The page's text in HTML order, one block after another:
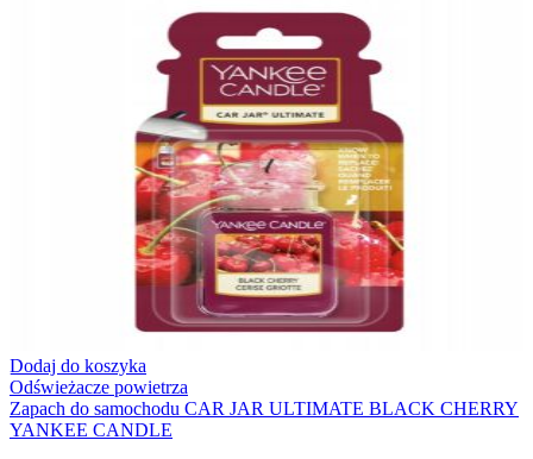
Dodaj do koszyka
Odświeżacze powietrza
Zapach do samochodu CAR JAR ULTIMATE BLACK CHERRY
YANKEE CANDLE